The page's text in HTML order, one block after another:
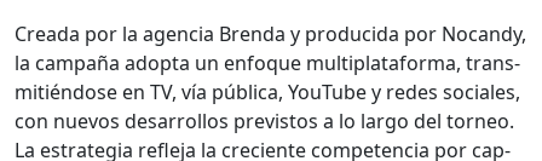
Crea­da por la agen­cia Bren­da y pro­duci­da por Nocan­dy,
la cam­paña adop­ta un enfoque mul­ti­platafor­ma, trans­
mi­tién­dose en TV, vía públi­ca, YouTube y redes sociales,
con nuevos desar­rol­los pre­vis­tos a lo largo del tor­neo.
La estrate­gia refle­ja la cre­ciente com­pe­ten­cia por cap­